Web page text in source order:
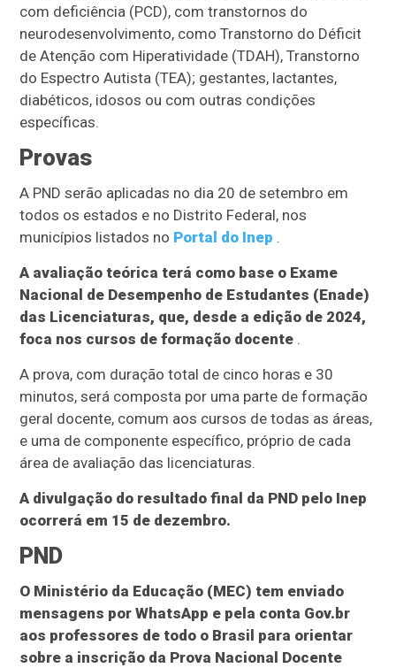
com deficiência (PCD), com transtornos do
neurodesenvolvimento, como Transtorno do Déficit
de Atenção com Hiperatividade (TDAH), Transtorno
do Espectro Autista (TEA); gestantes, lactantes,
diabéticos, idosos ou com outras condições
específicas.
Provas
A PND serão aplicadas no dia 20 de setembro em
todos os estados e no Distrito Federal, nos
municípios listados no Portal do Inep .
A avaliação teórica terá como base o Exame
Nacional de Desempenho de Estudantes (Enade)
das Licenciaturas, que, desde a edição de 2024,
foca nos cursos de formação docente .
A prova, com duração total de cinco horas e 30
minutos, será composta por uma parte de formação
geral docente, comum aos cursos de todas as áreas,
e uma de componente específico, próprio de cada
área de avaliação das licenciaturas.
A divulgação do resultado final da PND pelo Inep
ocorrerá em 15 de dezembro.
PND
O Ministério da Educação (MEC) tem enviado
mensagens por WhatsApp e pela conta Gov.br
aos professores de todo o Brasil para orientar
sobre a inscrição da Prova Nacional Docente